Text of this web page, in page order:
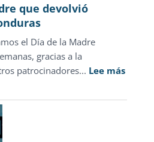
que devolvió
el Día de la Madre
gracias a la
patrocinadores... Lee más:
Día